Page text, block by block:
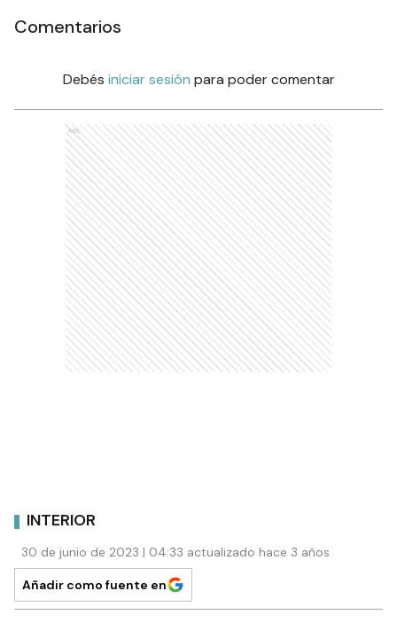
Comentarios
Debés iniciar sesión para poder comentar
Ads
INTERIOR
30 de junio de 2023 | 04:33 actualizado hace 3 años
Añadir como fuente en